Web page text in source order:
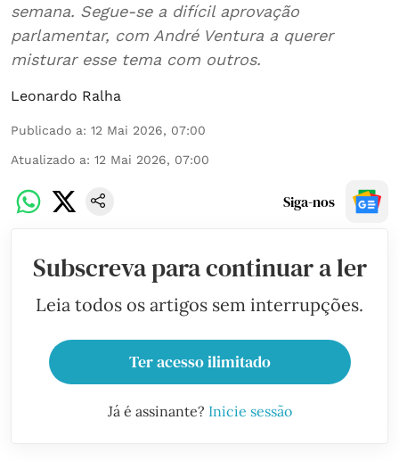
semana. Segue-se a difícil aprovação
parlamentar, com André Ventura a querer
misturar esse tema com outros.
Leonardo Ralha
Publicado a: 12 Mai 2026, 07:00
Atualizado a: 12 Mai 2026, 07:00
Siga-nos
Subscreva para continuar a ler
Leia todos os artigos sem interrupções.
Ter acesso ilimitado
Já é assinante? Inicie sessão